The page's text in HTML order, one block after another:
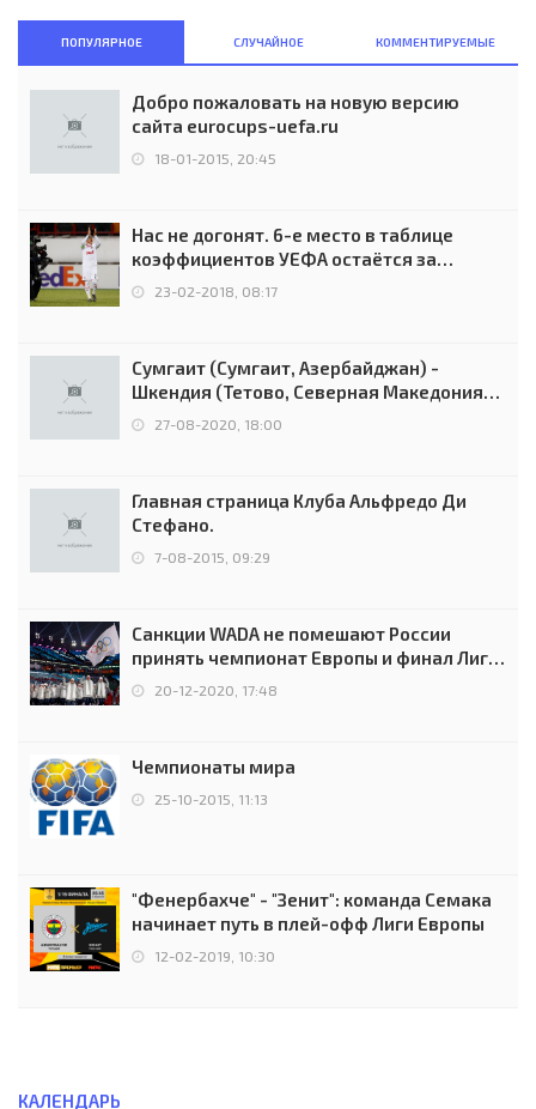
ПОПУЛЯРНОЕ СЛУЧАЙНОЕ КОММЕНТИРУЕМЫЕ
Добро пожаловать на новую версию
сайта eurocups-uefa.ru
18-01-2015, 20:45
Нас не догонят. 6-е место в таблице
коэффициентов УЕФА остаётся за
Россией
23-02-2018, 08:17
Сумгаит (Сумгаит, Азербайджан) -
Шкендия (Тетово, Северная Македония) -
0:2 (0:0)
27-08-2020, 18:00
Главная страница Клуба Альфредо Ди
Стефано.
7-08-2015, 09:29
Санкции WADA не помешают России
принять чемпионат Европы и финал Лиги
чемпионов.
20-12-2020, 17:48
Чемпионаты мира
25-10-2015, 11:13
"Фенербахче" - "Зенит": команда Семака
начинает путь в плей-офф Лиги Европы
12-02-2019, 10:30
КАЛЕНДАРЬ